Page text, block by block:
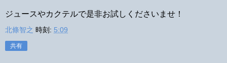
ジュースやカクテルで是非お試しくださいませ！
北條智之 時刻: 5:09
共有